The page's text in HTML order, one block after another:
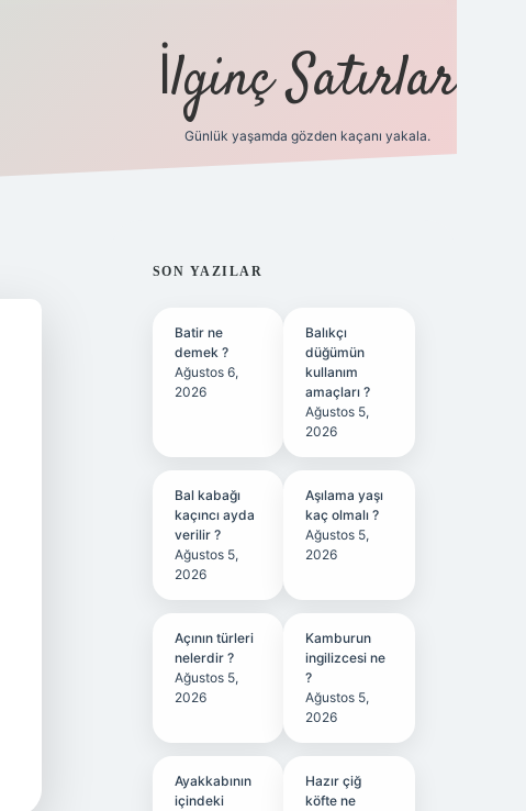
İlginç Satırlar
Günlük yaşamda gözden kaçanı yakala.
SIDEBAR
SON YAZILAR
Batir ne
demek ?
Ağustos 6,
2026
Balıkçı
düğümün
kullanım
amaçları ?
Ağustos 5,
2026
Bal kabağı
kaçıncı ayda
verilir ?
Ağustos 5,
2026
Aşılama yaşı
kaç olmalı ?
Ağustos 5,
2026
Açının türleri
nelerdir ?
Ağustos 5,
2026
Kamburun
ingilizcesi ne
?
Ağustos 5,
2026
Ayakkabının
içindeki
Hazır çiğ
köfte ne